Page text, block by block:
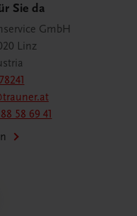
Sie da
GmbH
Linz
58 69 41